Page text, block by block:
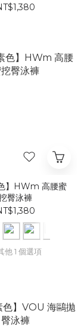
】HWm 高腰蜜
臀泳褲
他 1 個選項